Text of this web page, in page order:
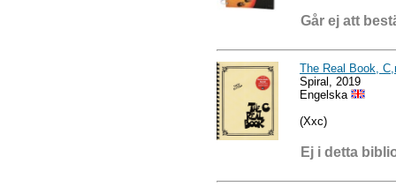
Går ej att
The Real Book,
Spiral, 2019
Engelska
(Xxc)
Ej i detta